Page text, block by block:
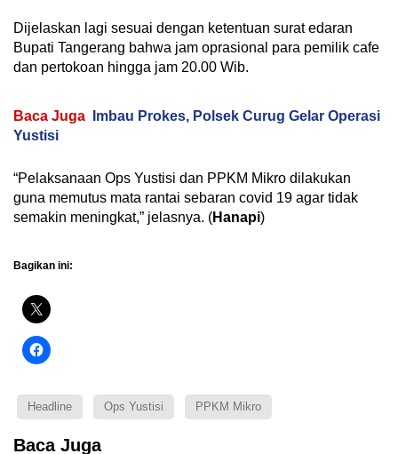
Dijelaskan lagi sesuai dengan ketentuan surat edaran
Bupati Tangerang bahwa jam oprasional para pemilik cafe
dan pertokoan hingga jam 20.00 Wib.
Baca Juga
Imbau Prokes, Polsek Curug Gelar Operasi
Yustisi
“Pelaksanaan Ops Yustisi dan PPKM Mikro dilakukan
guna memutus mata rantai sebaran covid 19 agar tidak
semakin meningkat,” jelasnya. (Hanapi)
Bagikan ini:
Headline Ops Yustisi PPKM Mikro
Baca Juga